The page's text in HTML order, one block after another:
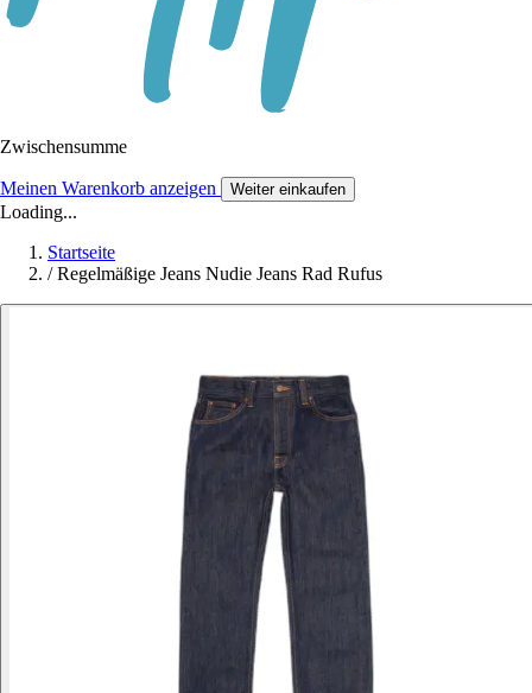
Zwischensumme
Meinen Warenkorb anzeigen Weiter einkaufen
Loading...
Startseite
/ Regelmäßige Jeans Nudie Jeans Rad Rufus